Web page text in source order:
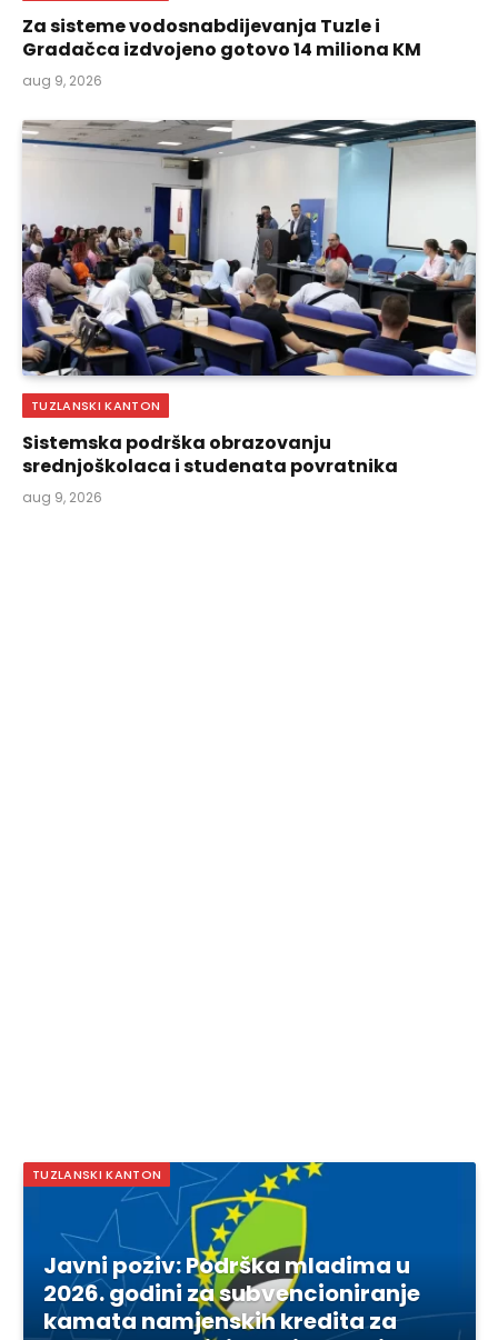
Za sisteme vodosnabdijevanja Tuzle i
Gradačca izdvojeno gotovo 14 miliona KM
aug 9, 2026
TUZLANSKI KANTON
Sistemska podrška obrazovanju
srednjoškolaca i studenata povratnika
aug 9, 2026
TUZLANSKI KANTON
Javni poziv: Podrška mladima u
2026. godini za subvencioniranje
kamata namjenskih kredita za